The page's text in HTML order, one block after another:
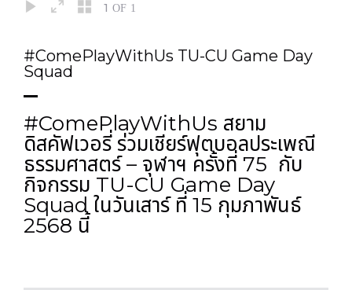
1 OF 1
#ComePlayWithUs TU-CU Game Day
Squad
#ComePlayWithUs สยาม
ดิสคัฟเวอรี่ ร่วมเชียร์ฟุตบอลประเพณี
ธรรมศาสตร์ – จุฬาฯ ครั้งที่ 75 กับ
กิจกรรม TU-CU Game Day
Squad ในวันเสาร์ ที่ 15 กุมภาพันธ์
2568 นี้